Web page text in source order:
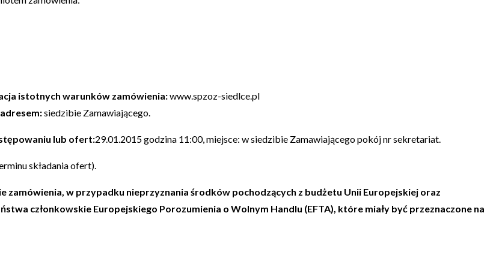
istotnych warunków zamówienia:www.spzoz-siedlce.pl
siedzibie Zamawiającego.
lub ofert:29.01.2015 godzina 11:00, miejsce: w siedzibie Zamawiającego pokój nr sekretariat.
składania ofert).
zamówienia, w przypadku nieprzyznania środków pochodzących z budżetu Unii Europejskiej oraz
członkowskie Europejskiego Porozumienia o Wolnym Handlu (EFTA), które miały być przeznaczone na